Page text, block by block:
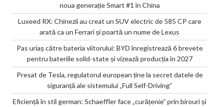
noua generație Smart #1 în China
Luxeed RX: Chinezii au creat un SUV electric de 585 CP care
arată ca un Ferrari și poartă un nume de Lexus
Pas uriaș către bateria viitorului: BYD înregistrează 6 brevete
pentru bateriile solid-state și vizează producția în 2027
Presat de Tesla, regulatorul european ține la secret datele de
siguranță ale sistemului „Full Self-Driving”
Eficiență în stil german: Schaeffler face „curățenie” prin birouri și